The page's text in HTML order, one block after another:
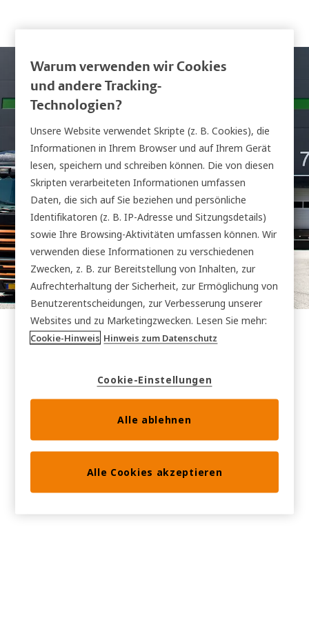
Distribution und
Logistik
Warum verwenden wir Cookies
und andere Tracking-
Technologien?
Unsere Website verwendet Skripte (z. B. Cookies), die
Informationen in Ihrem Browser und auf Ihrem Gerät
lesen, speichern und schreiben können. Die von diesen
Skripten verarbeiteten Informationen umfassen
Daten, die sich auf Sie beziehen und persönliche
Identifikatoren (z. B. IP-Adresse und Sitzungsdetails)
sowie Ihre Browsing-Aktivitäten umfassen können. Wir
verwenden diese Informationen zu verschiedenen
Zwecken, z. B. zur Bereitstellung von Inhalten, zur
Aufrechterhaltung der Sicherheit, zur Ermöglichung von
Benutzerentscheidungen, zur Verbesserung unserer
Websites und zu Marketingzwecken. Lesen Sie mehr:
Cookie-Hinweis Hinweis zum Datenschutz
Cookie-Einstellungen
Alle ablehnen
Alle Cookies akzeptieren